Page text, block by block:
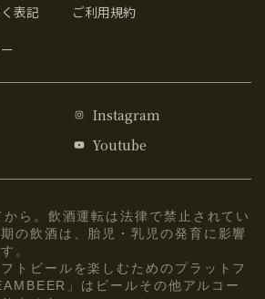
表記 ご利用規約
Instagram
Youtube
ら。飲酒運転は法律で禁止されてい
の飲酒は、胎児・乳児の発育に影響
。
トビールを楽しむためのプラットフ
」はビールその他アルコー